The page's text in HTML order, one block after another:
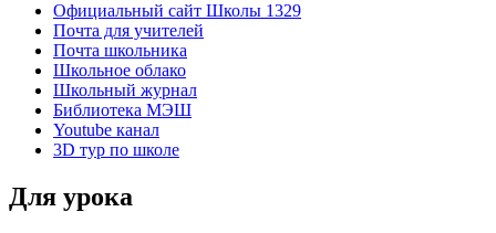
Официальный сайт Школы 1329
Почта для учителей
Почта школьника
Школьное облако
Школьный журнал
Библиотека МЭШ
Youtube канал
3D тур по школе
Для урока